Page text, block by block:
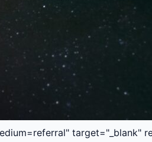
target="_blank"